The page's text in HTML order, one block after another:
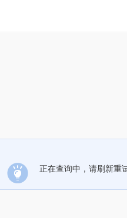
正在查询中，请刷新重